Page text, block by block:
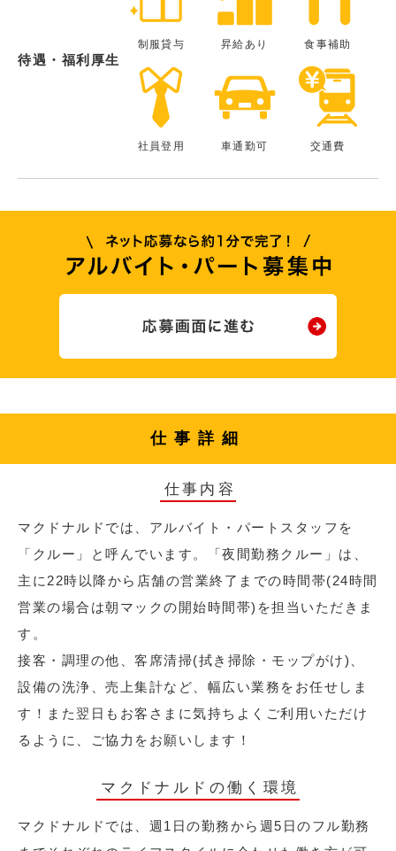
待遇・福利厚生
制服貸与 昇給あり 食事補助
社員登用 車通勤可 交通費
仕事詳細
仕事内容
マクドナルドでは、アルバイト・パートスタッフを
「クルー」と呼んでいます。「夜間勤務クルー」は、
主に22時以降から店舗の営業終了までの時間帯(24時間
営業の場合は朝マックの開始時間帯)を担当いただきま
す。
接客・調理の他、客席清掃(拭き掃除・モップがけ)、
設備の洗浄、売上集計など、幅広い業務をお任せしま
す！また翌日もお客さまに気持ちよくご利用いただけ
るように、ご協力をお願いします！
マクドナルドの働く環境
マクドナルドでは、週1日の勤務から週5日のフル勤務